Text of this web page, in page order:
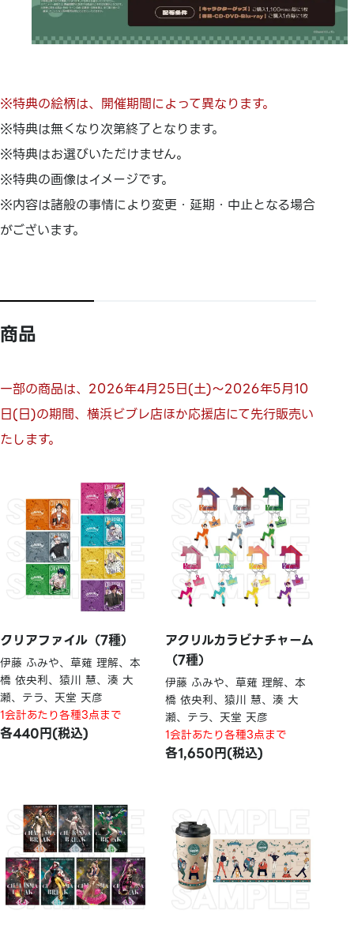
※特典の絵柄は、開催期間によって異なります。
※特典は無くなり次第終了となります。
※特典はお選びいただけません。
※特典の画像はイメージです。
※内容は諸般の事情により変更・延期・中止となる場合
がございます。
商品
一部の商品は、2026年4月25日(土)～2026年5月10
日(日)の期間、横浜ビブレ店ほか応援店にて先行販売い
たします。
クリアファイル（7種）
伊藤 ふみや、草薙 理解、本
橋 依央利、猿川 慧、湊 大
瀬、テラ、天堂 天彦
1会計あたり各種3点まで
各440円(税込)
アクリルカラビナチャーム
（7種）
伊藤 ふみや、草薙 理解、本
橋 依央利、猿川 慧、湊 大
瀬、テラ、天堂 天彦
1会計あたり各種3点まで
各1,650円(税込)